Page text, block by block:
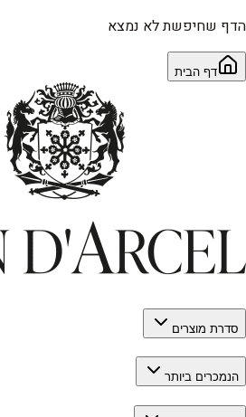
הדף שחיפשת לא נמצא
דף הבית
סדרת מוצרים
הנמכרים ביותר